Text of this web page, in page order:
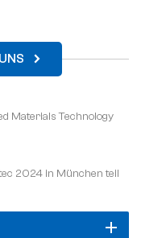
Materials Technology
2024 in München teil